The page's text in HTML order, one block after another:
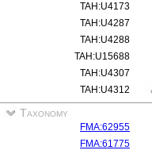
TAH:U4173
TAH:U4287
TAH:U4288
TAH:U15688
TAH:U4307
TAH:U4312
Taxonomy
FMA:62955
FMA:61775